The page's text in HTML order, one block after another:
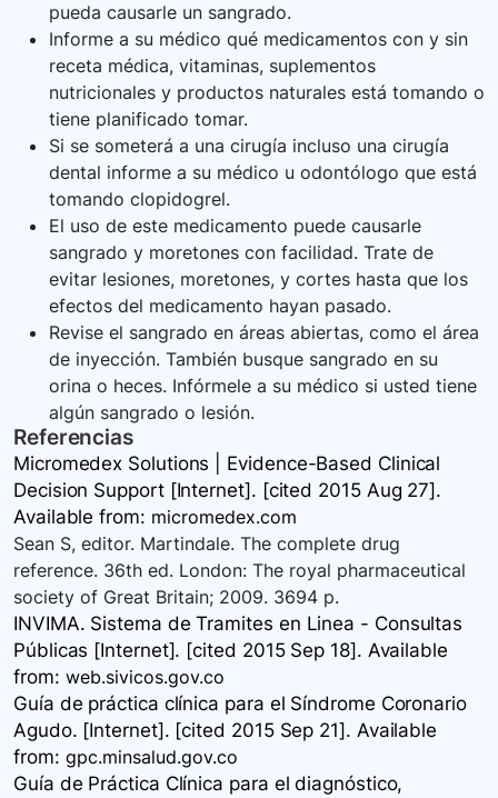
pueda causarle un sangrado.
Informe a su médico qué medicamentos con y sin
receta médica, vitaminas, suplementos
nutricionales y productos naturales está tomando o
tiene planificado tomar.
Si se someterá a una cirugía incluso una cirugía
dental informe a su médico u odontólogo que está
tomando clopidogrel.
El uso de este medicamento puede causarle
sangrado y moretones con facilidad. Trate de
evitar lesiones, moretones, y cortes hasta que los
efectos del medicamento hayan pasado.
Revise el sangrado en áreas abiertas, como el área
de inyección. También busque sangrado en su
orina o heces. Infórmele a su médico si usted tiene
algún sangrado o lesión.
Referencias
Micromedex Solutions | Evidence-Based Clinical
Decision Support [Internet]. [cited 2015 Aug 27].
Available from: micromedex.com
Sean S, editor. Martindale. The complete drug
reference. 36th ed. London: The royal pharmaceutical
society of Great Britain; 2009. 3694 p.
INVIMA. Sistema de Tramites en Linea - Consultas
Públicas [Internet]. [cited 2015 Sep 18]. Available
from: web.sivicos.gov.co
Guía de práctica clínica para el Síndrome Coronario
Agudo. [Internet]. [cited 2015 Sep 21]. Available
from: gpc.minsalud.gov.co
Guía de Práctica Clínica para el diagnóstico,